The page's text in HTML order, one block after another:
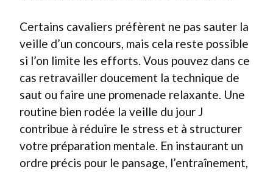
Certains cavaliers préfèrent ne pas sauter la
veille d’un concours, mais cela reste possible
si l’on limite les efforts. Vous pouvez dans ce
cas retravailler doucement la technique de
saut ou faire une promenade relaxante. Une
routine bien rodée la veille du jour J
contribue à réduire le stress et à structurer
votre préparation mentale. En instaurant un
ordre précis pour le pansage, l’entraînement,